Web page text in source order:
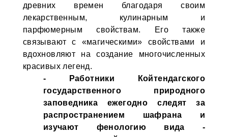
древних времен благодаря своим
лекарственным, кулинарным и
парфюмерным свойствам. Его также
связывают с «магическими» свойствами и
вдохновляют на создание многочисленных
красивых легенд.
- Работники Койтендагского
государственного природного
заповедника ежегодно следят за
распространением шафрана и
изучают фенологию вида -